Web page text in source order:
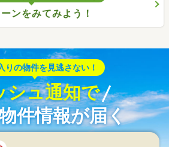
ンをみてみよう！
りの物件を見逃さない！
シュ通知で
件情報が届く